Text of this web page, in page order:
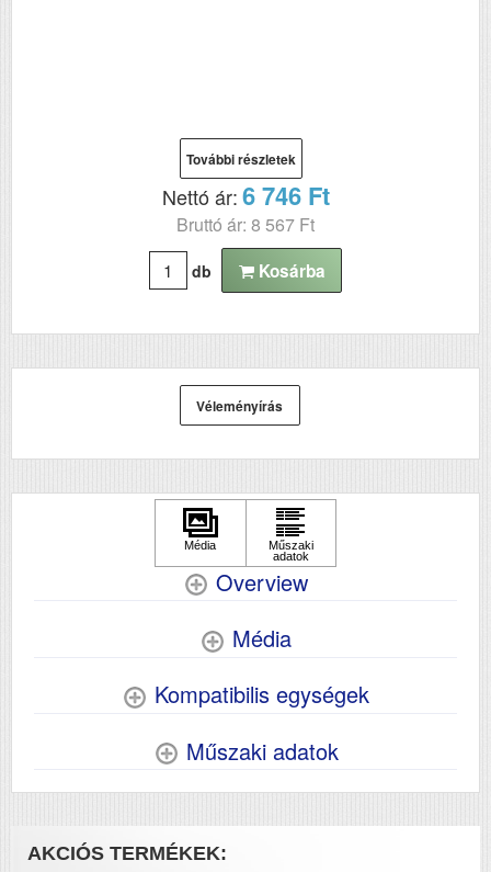
További részletek
Nettó ár:6 746 Ft
Bruttó ár: 8 567 Ft
db Kosárba
Véleményírás
Overview
Média
Kompatibilis egységek
Műszaki adatok
AKCIÓS TERMÉKEK: